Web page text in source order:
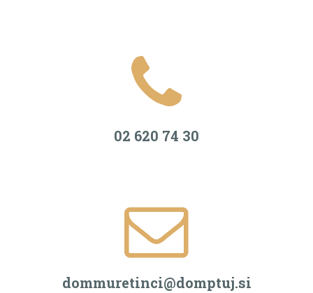
02 620 74 30
dommuretinci@domptuj.si